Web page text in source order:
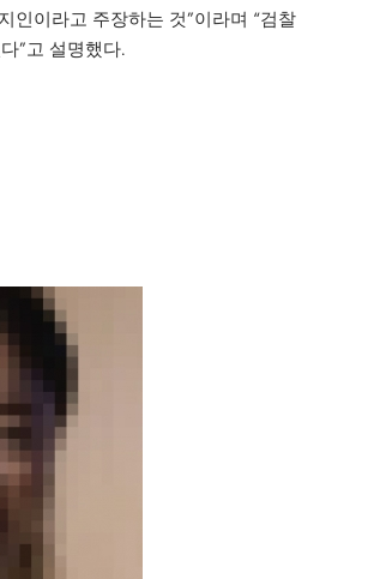
인이라고 주장하는 것”이라며 “검찰
”고 설명했다.